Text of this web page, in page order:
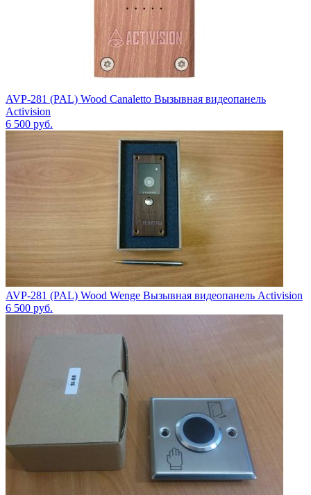
AVP-281 (PAL) Wood Canaletto Вызывная видеопанель
Activision
6 500 руб.
AVP-281 (PAL) Wood Wenge Вызывная видеопанель Activision
6 500 руб.